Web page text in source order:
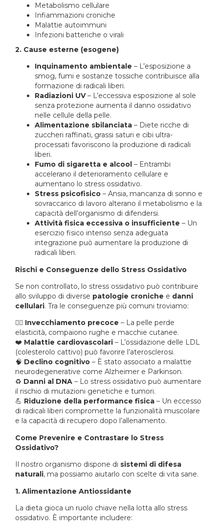
Metabolismo cellulare
Infiammazioni croniche
Malattie autoimmuni
Infezioni batteriche o virali
2. Cause esterne (esogene)
Inquinamento ambientale – L’esposizione a
smog, fumi e sostanze tossiche contribuisce alla
formazione di radicali liberi.
Radiazioni UV– L’eccessiva esposizione al sole
senza protezione aumenta il danno ossidativo
nelle cellule della pelle.
Alimentazione sbilanciata – Diete ricche di
zuccheri raffinati, grassi saturi e cibi ultra-
processati favoriscono la produzione di radicali
liberi.
Fumo di sigaretta e alcool – Entrambi
accelerano il deterioramento cellulare e
aumentano lo stress ossidativo.
Stress psicofisico – Ansia, mancanza di sonno e
sovraccarico di lavoro alterano il metabolismo e la
capacità dell’organismo di difendersi.
Attività fisica eccessiva o insufficiente – Un
esercizio fisico intenso senza adeguata
integrazione può aumentare la produzione di
radicali liberi.
Rischi e Conseguenze dello Stress Ossidativo
Se non controllato, lo stress ossidativo può contribuire
allo sviluppo di diverse patologie croniche e danni
cellulari. Tra le conseguenze più comuni troviamo:
🧑‍⚕️ Invecchiamento precoce – La pelle perde
elasticità, compaiono rughe e macchie cutanee.
❤️ Malattie cardiovascolari – L’ossidazione delle LDL
(colesterolo cattivo) può favorire l’aterosclerosi.
🧠 Declino cognitivo – È stato associato a malattie
neurodegenerative come Alzheimer e Parkinson.
♻️ Danni al DNA – Lo stress ossidativo può aumentare
il rischio di mutazioni genetiche e tumori.
💪 Riduzione della performance fisica – Un eccesso
di radicali liberi compromette la funzionalità muscolare
e la capacità di recupero dopo l’allenamento.
Come Prevenire e Contrastare lo Stress
Ossidativo?
Il nostro organismo dispone di sistemi di difesa
naturali, ma possiamo aiutarlo con scelte di vita sane.
1. Alimentazione Antiossidante
La dieta gioca un ruolo chiave nella lotta allo stress
ossidativo. È importante includere: